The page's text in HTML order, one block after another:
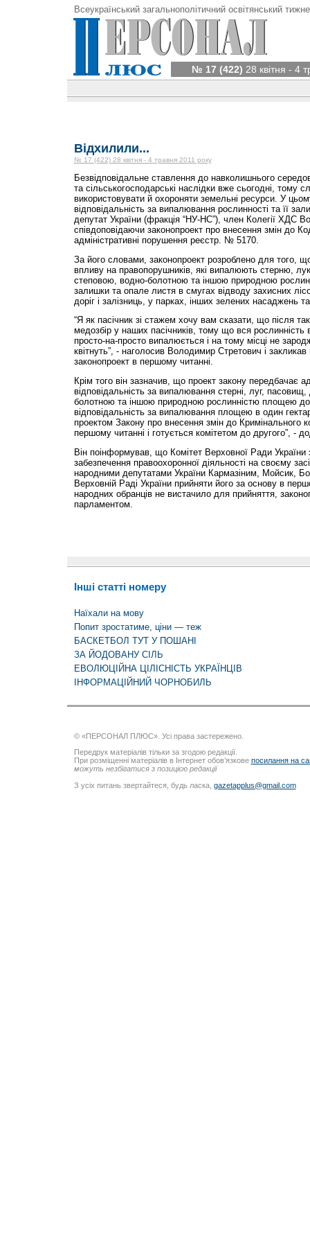
Всеукраїнський загальнополітичний освітянський
№ 17 (422) 28 квітня - 4
Відхилили...
№ 17 (422) 28 квітня - 4 травня 2011 року
Безвідповідальне ставлення до навколишнього
та сільськогосподарські наслідки вже сьогодні, тому
використовувати й охороняти земельні ресурси. У
відповідальність за випалювання рослинності та її
депутат України (фракція “НУ-НС”), член Колегії ХДС
співдоповідаючи законопроект про внесення змін до
адміністративні порушення реєстр. № 5170.
За його словами, законопроект розроблено для того,
впливу на правопорушників, які випалюють стерню,
степовою, водно-болотною та іншою природною
залишки та опале листя в смугах відводу захисних
доріг і залізниць, у парках, інших зелених насаджень
“Я як пасічник зі стажем хочу вам сказати, що після
медозбір у наших пасічників, тому що вся рослинність
просто-на-просто випалюється і на тому місці не
квітнуть”, - наголосив Володимир Стретович і закликав
законопроект в першому читанні.
Крім того він зазначив, що проект закону передбачає
відповідальність за випалювання стерні, луг,
болотною та іншою природною рослинністю площею до
відповідальність за випалювання площею в один
проектом Закону про внесення змін до Кримінального
першому читанні і готується комітетом до другого”, -
Він поінформував, що Комітет Верховної Ради України
забезпечення правоохоронної діяльності на своєму
народними депутатами України Кармазіним, Мойсик,
Верховній Раді України прийняти його за основу в
народних обранців не вистачило для прийняття,
парламентом.
Інші статті номеру
Наїхали на мову
Попит зростатиме, ціни — теж
БАСКЕТБОЛ ТУТ У ПОШАНІ
ЗА ЙОДОВАНУ СІЛЬ
ЕВОЛЮЦІЙНА ЦІЛІСНІСТЬ УКРАЇНЦІВ
ІНФОРМАЦІЙНИЙ ЧОРНОБИЛЬ
© «ПЕРСОНАЛ ПЛЮС». Усі права застережено.
Передрук матеріалів тільки за згодою редакції.
При розміщенні матеріалів в Інтернет обов’язкове посилання на
можуть незбігатися з позицією редакції
З усіх питань звертайтеся, будь ласка, gazetapplus@gmail.com